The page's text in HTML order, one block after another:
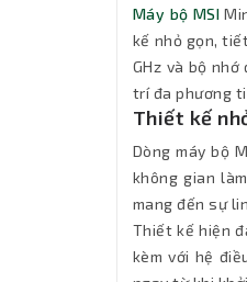
Máy bộ MSI
kế nhỏ gọn,
GHz và bộ nhớ
trí đa phương
Thiết kế
Dòng máy bộ
không gian
mang đến sự
Thiết kế hiện
kèm với hệ